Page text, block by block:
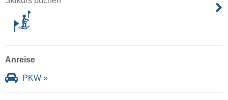
Anreise
PKW »